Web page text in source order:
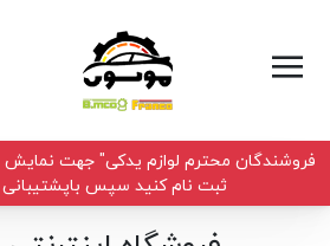
فروشندگان محترم لوازم یدکی" جهت نمایش
ثبت نام کنید سپس